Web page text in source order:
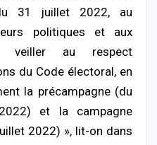
31 juillet 2022, au
politiques et aux
veiller au respect
du Code électoral, en
la précampagne (du
et la campagne
2022) », lit-on dans